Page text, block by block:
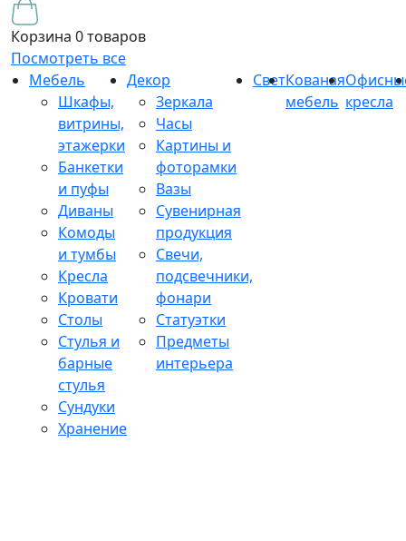
Корзина 0 товаров
Посмотреть все
Мебель
Шкафы,
витрины,
этажерки
Банкетки
и пуфы
Диваны
Комоды
и тумбы
Кресла
Кровати
Столы
Стулья и
барные
стулья
Сундуки
Хранение
Декор
Зеркала
Часы
Картины и
фоторамки
Вазы
Сувенирная
продукция
Свечи,
подсвечники,
фонари
Статуэтки
Предметы
интерьера
СветКованая
мебель кресла